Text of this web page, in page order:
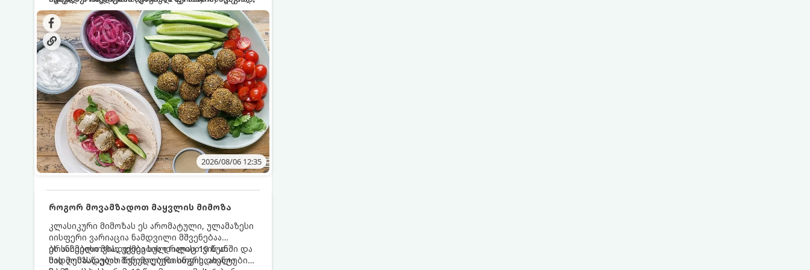
სალათებთან ერთად ან ტახინის (სესამის)
სოუსთან მირთმევისთვის.
იდეალურად შეინარჩუნოს და არ დაიშალოს.
დრო: 10–15 წუთი ულუფა: 20–24 ცალი ბურთულა
(4–6 პორცია)
2026/08/06 12:35
როგორ მოვამზადოთ მაყვლის მიმოზა
კლასიკური მიმოზას ეს არომატული, ულამაზესი
იისფერი ვარიაცია ნამდვილი მშვენებაა
ბრანჩებისთვის, უქმეების დილისთვის ან
სადღესასწაულო წვეულებებისთვის. ახალი
ეს სასმელი მზადდება სულ რაღაც 10 წუთში და
მის მომზადებას მინიმალური ინგრედიენტები